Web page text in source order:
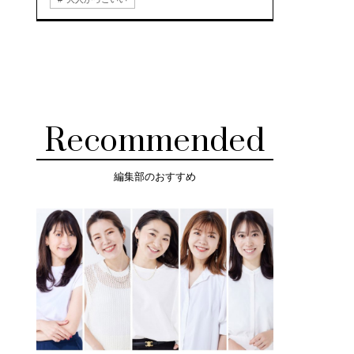
Recommended
編集部のおすすめ